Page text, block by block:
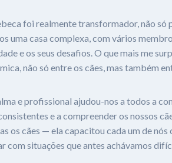
foi realmente transformador, não só
uma casa complexa, com vários
e os seus desafios. O que mais me
não só entre os cães, mas também
e profissional ajudou-nos a todos a
e a compreender os nossos
os cães — ela capacitou cada um de
com situações que antes achávamos